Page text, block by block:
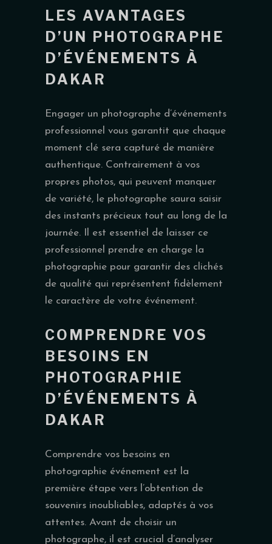
LES AVANTAGES
D’UN PHOTOGRAPHE
D’ÉVÉNEMENTS À
DAKAR
Engager un photographe d’événements
professionnel vous garantit que chaque
moment clé sera capturé de manière
authentique. Contrairement à vos
propres photos, qui peuvent manquer
de variété, le photographe saura saisir
des instants précieux tout au long de la
journée. Il est essentiel de laisser ce
professionnel prendre en charge la
photographie pour garantir des clichés
de qualité qui représentent fidèlement
le caractère de votre événement.
COMPRENDRE VOS
BESOINS EN
PHOTOGRAPHIE
D’ÉVÉNEMENTS À
DAKAR
Comprendre vos besoins en
photographie événement est la
première étape vers l’obtention de
souvenirs inoubliables, adaptés à vos
attentes. Avant de choisir un
photographe, il est crucial d’analyser